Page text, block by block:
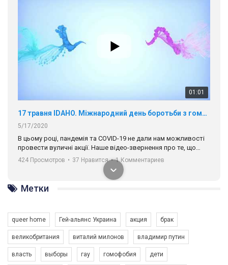
01:01
17 травня IDAHO. Міжнародний день боротьби з гомофобією трансфобією і біфобія.
5/17/2020
В цьому році, пандемія та COVІD-19 не дали нам можливості
провести вуличні акції. Наше відео-звернення про те, що
навіть коли ми у різних містах та не можемо зустрінеться, ми
разом. Ми закликаємо всіх хто поділяє цінності рівності та
солідарності, приєднатися до нас. Регіональні підрозділи
ГАУ є в 16 областях України.
Разом наш голос лунає гучніше!
424 Просмотров • 37 Нравится • 1 Комментариев
Метки
queer home Гей-альянс Украина акция брак
великобритания виталий милонов владимир путин
власть выборы гау гомофобия дети